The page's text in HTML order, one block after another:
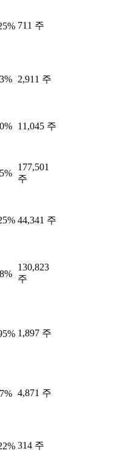
711 주
2,911 주
11,045 주
177,501
주
44,341 주
130,823
주
1,897 주
4,871 주
314 주